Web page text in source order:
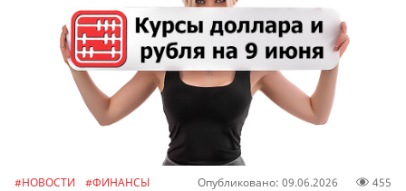
#НОВОСТИ #ФИНАНСЫ Опубликовано: 09.06.2026 455